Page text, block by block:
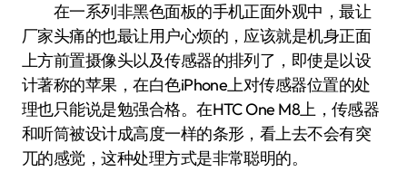
在一系列非黑色面板的手机正面外观中，最让
厂家头痛的也最让用户心烦的，应该就是机身正面
上方前置摄像头以及传感器的排列了，即使是以设
计著称的苹果，在白色iPhone上对传感器位置的处
理也只能说是勉强合格。在HTC One M8上，传感器
和听筒被设计成高度一样的条形，看上去不会有突
兀的感觉，这种处理方式是非常聪明的。